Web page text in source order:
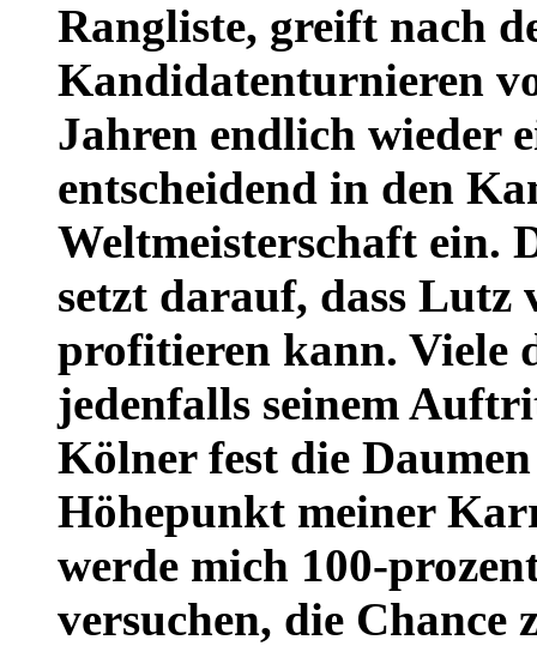
Rangliste, greift nach
Kandidatenturnieren
Jahren endlich wieder
entscheidend in den
Weltmeisterschaft ein.
setzt darauf, dass
profitieren kann. Viele
jedenfalls seinem
Kölner fest die
Höhepunkt meiner
werde mich 100-
versuchen, die Chance